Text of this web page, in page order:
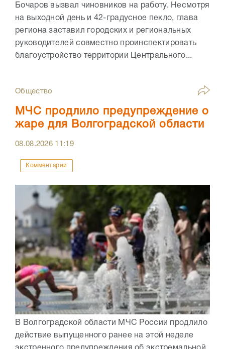
Бочаров вызвал чиновников на работу. Несмотря
на выходной день и 42-градусное пекло, глава
региона заставил городских и региональных
руководителей совместно проинспектировать
благоустройство территории Центрального...
Общество
МЧС продлило предупреждение о
жаре для Волгоградской области
08.08.2026 11:19
Комментарии
В Волгоградской области МЧС России продлило
действие выпущенного ранее на этой неделе